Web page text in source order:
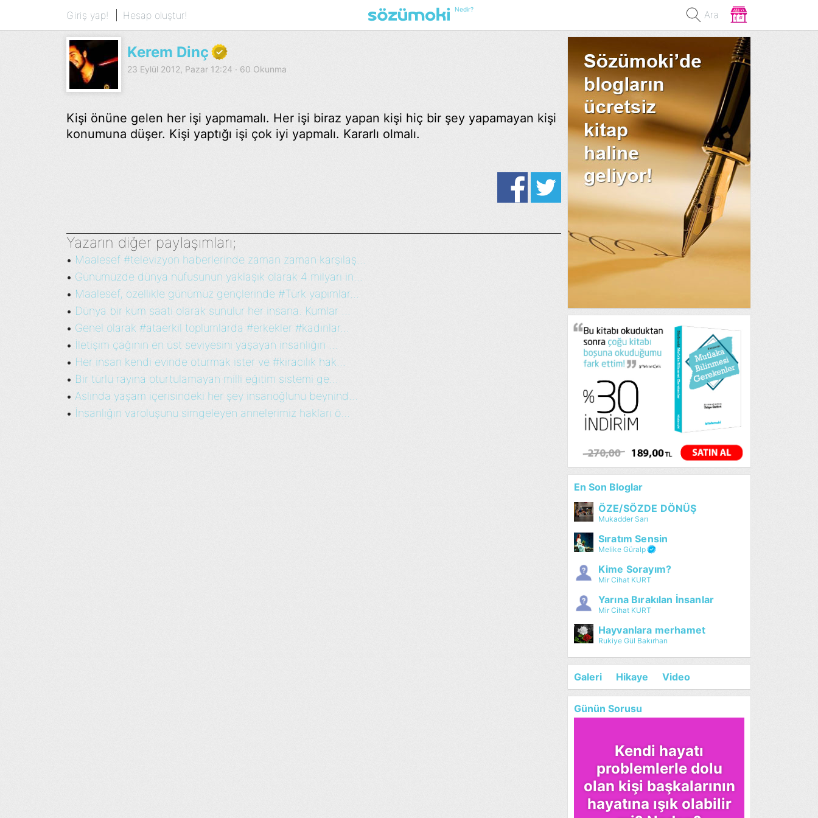
Giriş yap! Hesap oluştur! Nedir? Ara
Kerem Dinç
23 Eylül 2012, Pazar 12:24 · 60 Okunma
Kişi önüne gelen her işi yapmamalı. Her işi biraz yapan kişi hiç bir şey yapamayan kişi
konumuna düşer. Kişi yaptığı işi çok iyi yapmalı. Kararlı olmalı.
Yazarın diğer paylaşımları;
• Maalesef #televizyon haberlerinde zaman zaman karşılaş...
• Günümüzde dünya nüfusunun yaklaşık olarak 4 milyarı in...
• Maalesef, özellikle günümüz gençlerinde #Türk yapımlar...
• Dünya bir kum saati olarak sunulur her insana. Kumlar ...
• Genel olarak #ataerkil toplumlarda #erkekler #kadınlar...
• İletişim çağının en üst seviyesini yaşayan insanlığın ...
• Her insan kendi evinde oturmak ister ve #kiracılık hak...
• Bir türlü rayına oturtulamayan milli eğitim sistemi ge...
• Aslında yaşam içerisindeki her şey insanoğlunu beynind...
• İnsanlığın varoluşunu simgeleyen annelerimiz hakları ö...
En Son Bloglar
ÖZE/SÖZDE DÖNÜŞ
Mukadder Sarı
Sıratım Sensin
Melike Güralp
Kime Sorayım?
Mir Cihat KURT
Yarına Bırakılan İnsanlar
Mir Cihat KURT
Hayvanlara merhamet
Rukiye Gül Bakırhan
Galeri Hikaye Video
Günün Sorusu
Kendi hayatı
problemlerle dolu
olan kişi başkalarının
hayatına ışık olabilir